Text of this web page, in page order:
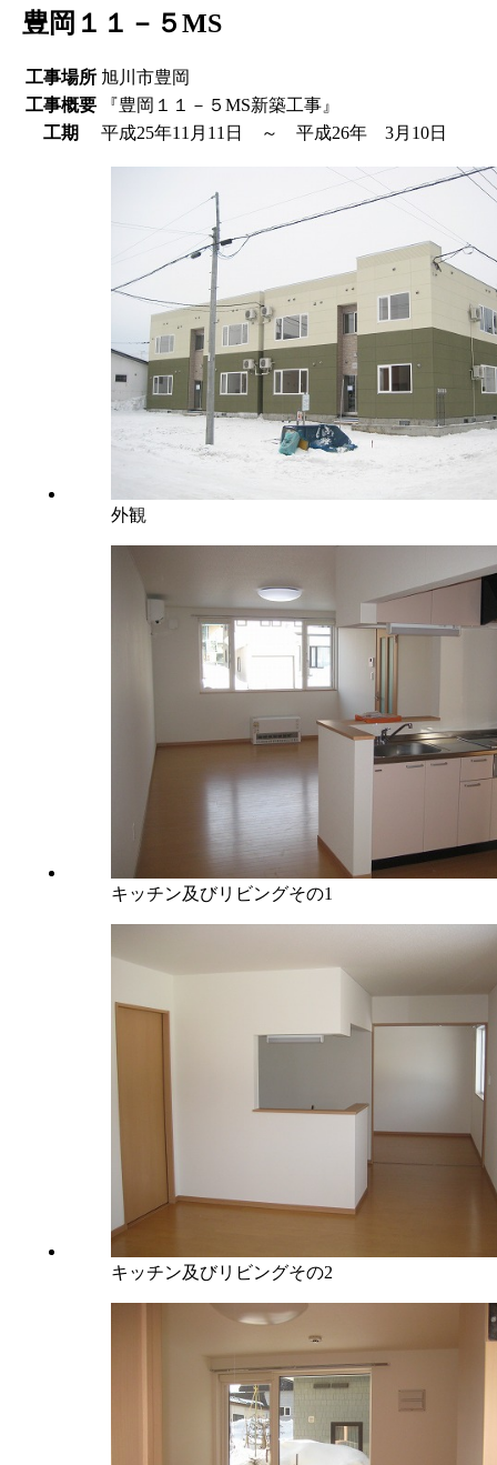
豊岡１１－５MS
工事場所 旭川市豊岡
工事概要
『豊岡１１－５MS新築工事』
工期
平成25年11月11日 ～ 平成26年 3月10日
外観
キッチン及びリビングその1
キッチン及びリビングその2